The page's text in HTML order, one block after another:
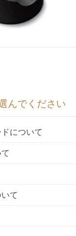
んでください
について
て